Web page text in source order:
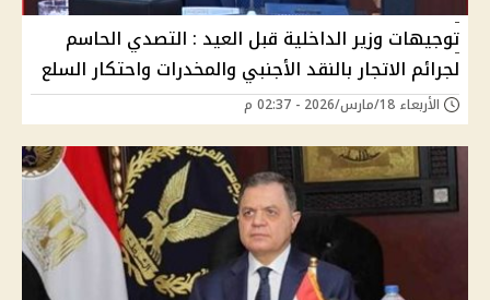
توجيهات وزير الداخلية قبل العيد : التصدي الحاسم
لجرائم الاتجار بالنقد الأجنبي والمخدرات واحتكار السلع
الأربعاء 18/مارس/2026 - 02:37 م